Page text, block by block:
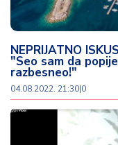
NEPRIJATNO
"Seo sam da
razbesneo!"
04.08.2022. 21:30|0